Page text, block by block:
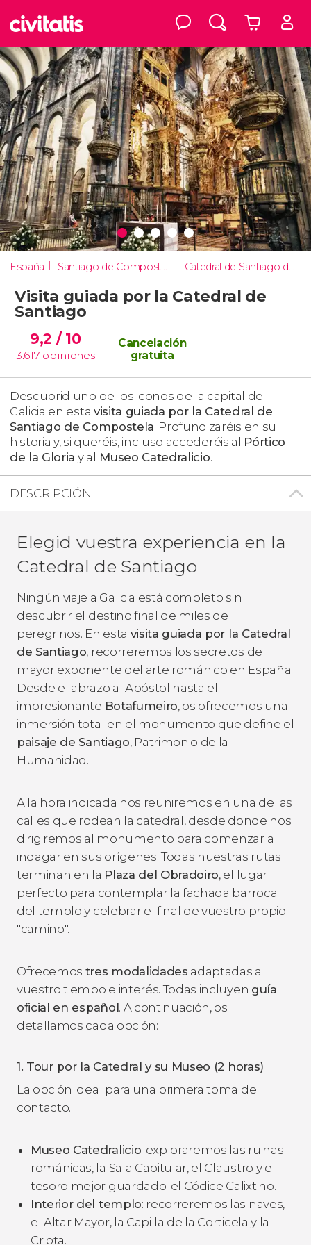
España Santiago de Compostela Catedral de Santiago de Compostela
Visita guiada por la Catedral de
Santiago
9,2 / 10
3.617 opiniones
Cancelación
gratuita
Descubrid uno de los iconos de la capital de
Galicia en esta visita guiada por la Catedral de
Santiago de Compostela. Profundizaréis en su
historia y, si queréis, incluso accederéis al Pórtico
de la Gloria y al Museo Catedralicio.
DESCRIPCIÓN
Elegid vuestra experiencia en la
Catedral de Santiago
Ningún viaje a Galicia está completo sin
descubrir el destino final de miles de
peregrinos. En esta visita guiada por la Catedral
de Santiago, recorreremos los secretos del
mayor exponente del arte románico en España.
Desde el abrazo al Apóstol hasta el
impresionante Botafumeiro, os ofrecemos una
inmersión total en el monumento que define el
paisaje de Santiago, Patrimonio de la
Humanidad.
A la hora indicada nos reuniremos en una de las
calles que rodean la catedral, desde donde nos
dirigiremos al monumento para comenzar a
indagar en sus orígenes. Todas nuestras rutas
terminan en la Plaza del Obradoiro, el lugar
perfecto para contemplar la fachada barroca
del templo y celebrar el final de vuestro propio
"camino".
Ofrecemos tres modalidades adaptadas a
vuestro tiempo e interés. Todas incluyen guía
oficial en español. A continuación, os
detallamos cada opción:
1. Tour por la Catedral y su Museo (2 horas)
La opción ideal para una primera toma de
contacto.
Museo Catedralicio: exploraremos las ruinas
románicas, la Sala Capitular, el Claustro y el
tesoro mejor guardado: el Códice Calixtino.
Interior del templo: recorreremos las naves,
el Altar Mayor, la Capilla de la Corticela y la
Cripta.